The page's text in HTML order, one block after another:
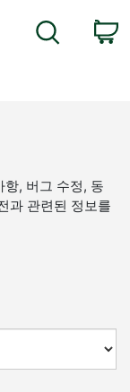
, 버그 수정, 동
과 관련된 정보를